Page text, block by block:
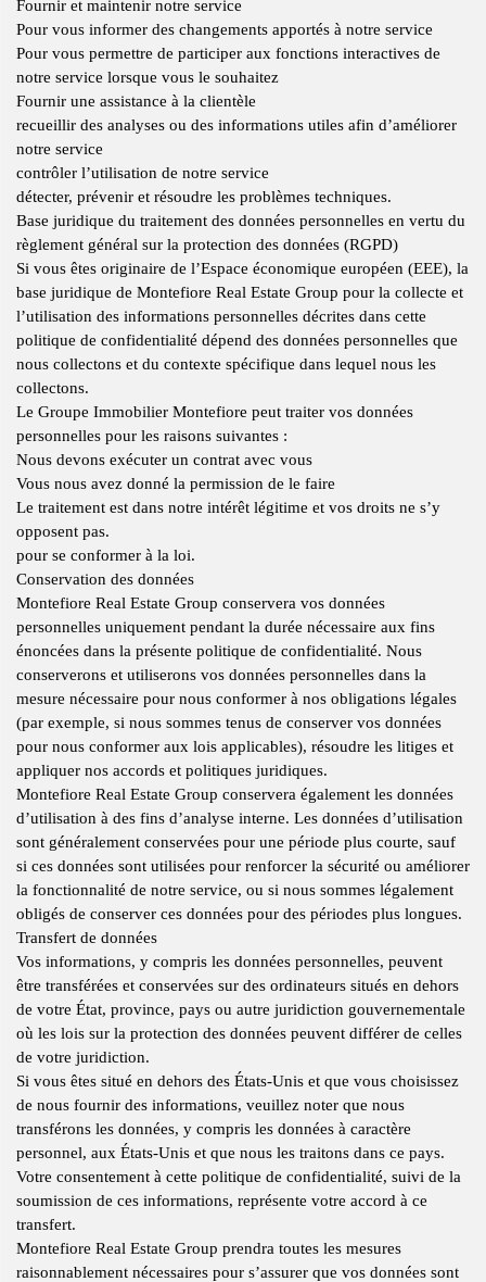
Fournir et maintenir notre service
Pour vous informer des changements apportés à notre service
Pour vous permettre de participer aux fonctions interactives de
notre service lorsque vous le souhaitez
Fournir une assistance à la clientèle
recueillir des analyses ou des informations utiles afin d’améliorer
notre service
contrôler l’utilisation de notre service
détecter, prévenir et résoudre les problèmes techniques.
Base juridique du traitement des données personnelles en vertu du
règlement général sur la protection des données (RGPD)
Si vous êtes originaire de l’Espace économique européen (EEE), la
base juridique de Montefiore Real Estate Group pour la collecte et
l’utilisation des informations personnelles décrites dans cette
politique de confidentialité dépend des données personnelles que
nous collectons et du contexte spécifique dans lequel nous les
collectons.
Le Groupe Immobilier Montefiore peut traiter vos données
personnelles pour les raisons suivantes :
Nous devons exécuter un contrat avec vous
Vous nous avez donné la permission de le faire
Le traitement est dans notre intérêt légitime et vos droits ne s’y
opposent pas.
pour se conformer à la loi.
Conservation des données
Montefiore Real Estate Group conservera vos données
personnelles uniquement pendant la durée nécessaire aux fins
énoncées dans la présente politique de confidentialité. Nous
conserverons et utiliserons vos données personnelles dans la
mesure nécessaire pour nous conformer à nos obligations légales
(par exemple, si nous sommes tenus de conserver vos données
pour nous conformer aux lois applicables), résoudre les litiges et
appliquer nos accords et politiques juridiques.
Montefiore Real Estate Group conservera également les données
d’utilisation à des fins d’analyse interne. Les données d’utilisation
sont généralement conservées pour une période plus courte, sauf
si ces données sont utilisées pour renforcer la sécurité ou améliorer
la fonctionnalité de notre service, ou si nous sommes légalement
obligés de conserver ces données pour des périodes plus longues.
Transfert de données
Vos informations, y compris les données personnelles, peuvent
être transférées et conservées sur des ordinateurs situés en dehors
de votre État, province, pays ou autre juridiction gouvernementale
où les lois sur la protection des données peuvent différer de celles
de votre juridiction.
Si vous êtes situé en dehors des États-Unis et que vous choisissez
de nous fournir des informations, veuillez noter que nous
transférons les données, y compris les données à caractère
personnel, aux États-Unis et que nous les traitons dans ce pays.
Votre consentement à cette politique de confidentialité, suivi de la
soumission de ces informations, représente votre accord à ce
transfert.
Montefiore Real Estate Group prendra toutes les mesures
raisonnablement nécessaires pour s’assurer que vos données sont